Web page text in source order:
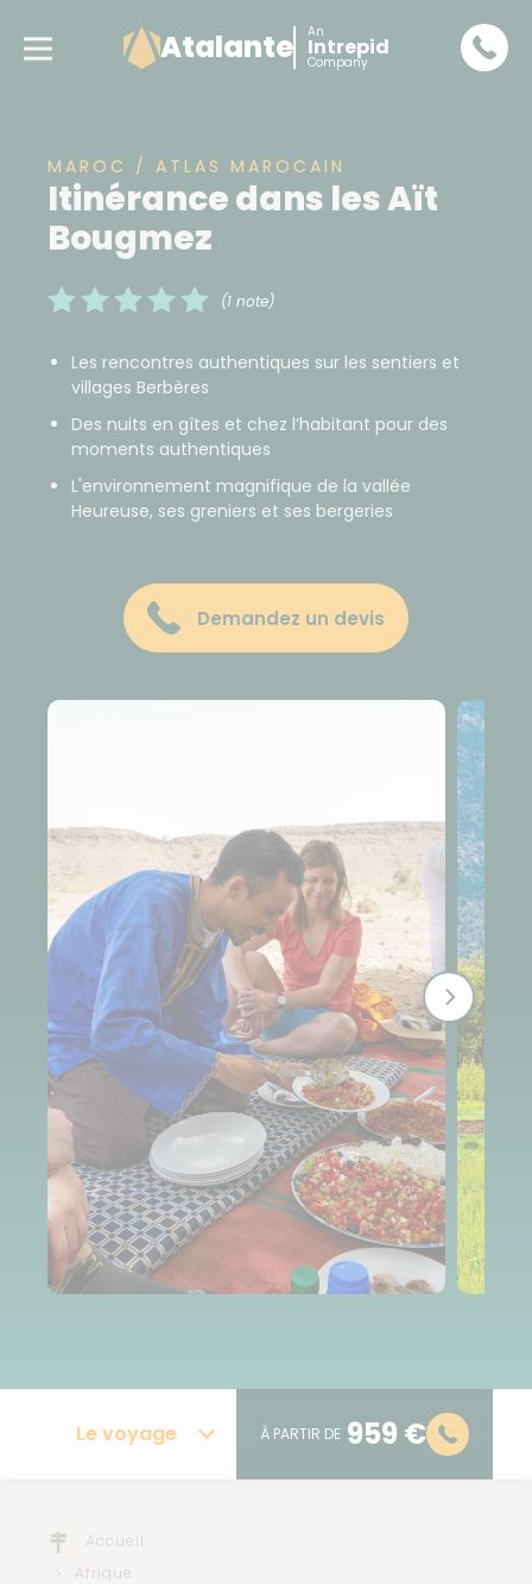
Atalante An
Intrepid
Company
MAROC / ATLAS MAROCAIN
Itinérance dans les Aït
Bougmez
(1 note)
Les rencontres authentiques sur les sentiers et
villages Berbères
Des nuits en gîtes et chez l’habitant pour des
moments authentiques
L'environnement magnifique de la vallée
Heureuse, ses greniers et ses bergeries
Demandez un devis
Le voyage À PARTIR DE 959 €
Accueil
Afrique